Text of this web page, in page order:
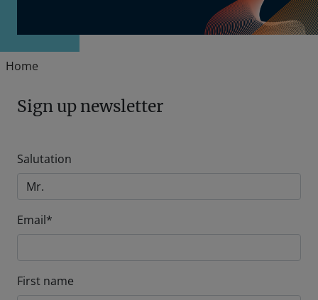
Home
Sign up newsletter
Salutation
Email*
First name